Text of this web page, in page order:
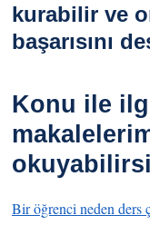
kurabilir ve
başarısını
Konu ile
Bir öğrenci neden ders